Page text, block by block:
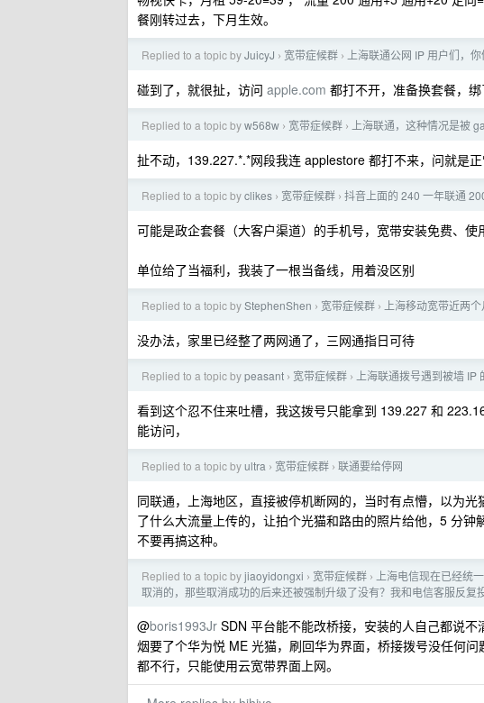
餐刚转过去，下月生效。
Replied to a topic byJuicyJ › 宽带症候群 › 上海联通公网 IP 用户们，你
碰到了，就很扯，访问 apple.com 都打不开，准备换套餐，
Replied to a topic byw568w › 宽带症候群 › 上海联通，这种情况是被
扯不动，139.227.*.*网段我连 applestore 都打不来，问就是正
Replied to a topic byclikes › 宽带症候群 › 抖音上面的 240 一年联通
可能是政企套餐（大客户渠道）的手机号，宽带安装免费、使
单位给了当福利，我装了一根当备线，用着没区别
Replied to a topic byStephenShen › 宽带症候群 › 上海移动宽带近两
没办法，家里已经整了两网通了，三网通指日可待
Replied to a topic bypeasant › 宽带症候群 › 上海联通拨号遇到被墙 IP
看到这个忍不住来吐槽，我这拨号只能拿到 139.227 和
能访问，
Replied to a topic byultra › 宽带症候群 › 联通要给停网
同联通，上海地区，直接被停机断网的，当时有点懵，以为
了什么大流量上传的，让拍个光猫和路由的照片给他，5 分
不要再搞这种。
Replied to a topic byjiaoyidongxi › 宽带症候群 ›
上海电信现在已经统
取消的，那些取消成功的后来还被强制升级了没有？我和电信客服反
@boris1993Jr SDN 平台能不能改桥接，安装的人自己都说
烟要了个华为悦 ME 光猫，刷回华为界面，桥接拨号没任何
都不行，只能使用云宽带界面上网。